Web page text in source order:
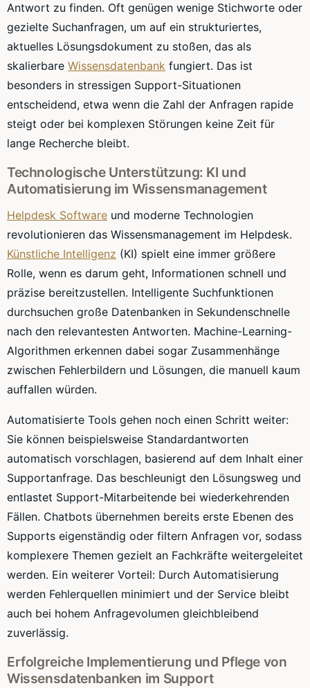
Antwort zu finden. Oft genügen wenige Stichworte oder
gezielte Suchanfragen, um auf ein strukturiertes,
aktuelles Lösungsdokument zu stoßen, das als
skalierbare Wissensdatenbank fungiert. Das ist
besonders in stressigen Support-Situationen
entscheidend, etwa wenn die Zahl der Anfragen rapide
steigt oder bei komplexen Störungen keine Zeit für
lange Recherche bleibt.
Technologische Unterstützung: KI und
Automatisierung im Wissensmanagement
Helpdesk Software und moderne Technologien
revolutionieren das Wissensmanagement im Helpdesk.
Künstliche Intelligenz (KI) spielt eine immer größere
Rolle, wenn es darum geht, Informationen schnell und
präzise bereitzustellen. Intelligente Suchfunktionen
durchsuchen große Datenbanken in Sekundenschnelle
nach den relevantesten Antworten. Machine-Learning-
Algorithmen erkennen dabei sogar Zusammenhänge
zwischen Fehlerbildern und Lösungen, die manuell kaum
auffallen würden.
Automatisierte Tools gehen noch einen Schritt weiter:
Sie können beispielsweise Standardantworten
automatisch vorschlagen, basierend auf dem Inhalt einer
Supportanfrage. Das beschleunigt den Lösungsweg und
entlastet Support-Mitarbeitende bei wiederkehrenden
Fällen. Chatbots übernehmen bereits erste Ebenen des
Supports eigenständig oder filtern Anfragen vor, sodass
komplexere Themen gezielt an Fachkräfte weitergeleitet
werden. Ein weiterer Vorteil: Durch Automatisierung
werden Fehlerquellen minimiert und der Service bleibt
auch bei hohem Anfragevolumen gleichbleibend
zuverlässig.
Erfolgreiche Implementierung und Pflege von
Wissensdatenbanken im Support